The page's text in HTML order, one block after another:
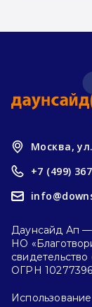
Москва,
+7 (499)
Даунсайд Ап —
НО
ОГРН